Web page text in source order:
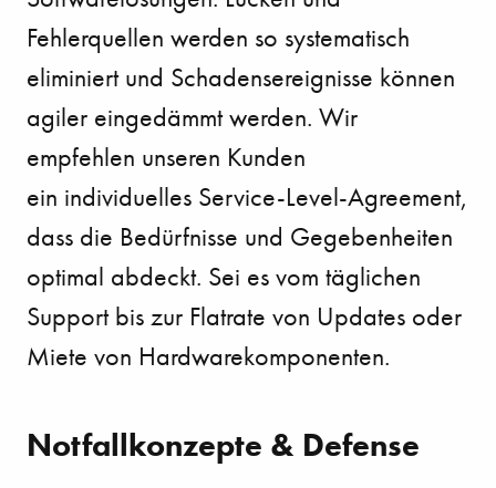
Fehlerquellen werden so systematisch
eliminiert und Schadensereignisse können
agiler eingedämmt werden. Wir
empfehlen unseren Kunden
ein individuelles Service-Level-Agreement,
dass die Bedürfnisse und Gegebenheiten
optimal abdeckt. Sei es vom täglichen
Support bis zur Flatrate von Updates oder
Miete von Hardwarekomponenten.
Notfallkonzepte & Defense